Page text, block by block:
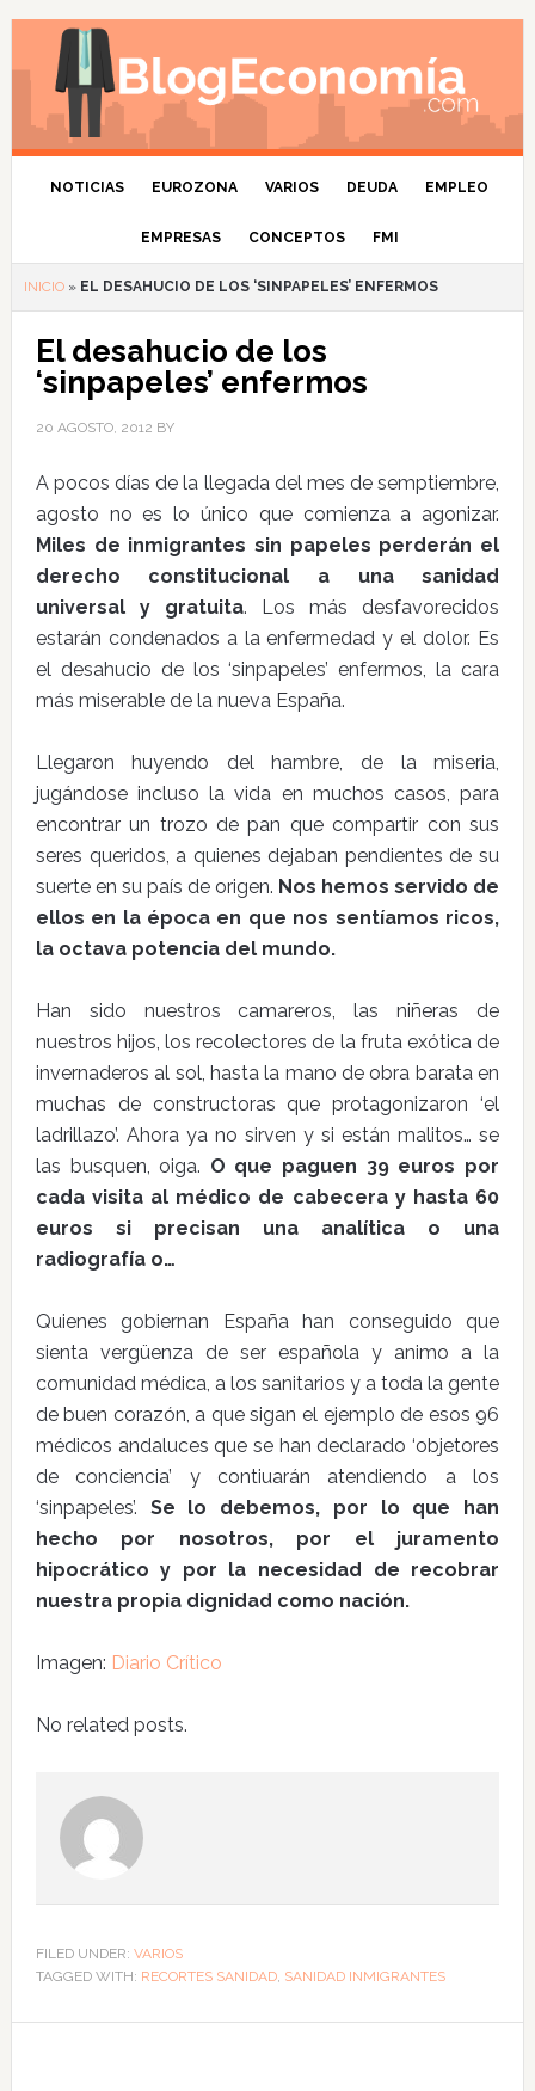
NOTICIAS EUROZONA VARIOS DEUDA EMPLEO
EMPRESAS CONCEPTOS FMI
INICIO» EL DESAHUCIO DE LOS ‘SINPAPELES’ ENFERMOS
El desahucio de los
‘sinpapeles’ enfermos
20 AGOSTO, 2012 BY
A pocos días de la llegada del mes de semptiembre,
agosto no es lo único que comienza a agonizar.
Miles de inmigrantes sin papeles perderán el
derecho constitucional a una sanidad
universal y gratuita. Los más desfavorecidos
estarán condenados a la enfermedad y el dolor. Es
el desahucio de los ‘sinpapeles’ enfermos, la cara
más miserable de la nueva España.
Llegaron huyendo del hambre, de la miseria,
jugándose incluso la vida en muchos casos, para
encontrar un trozo de pan que compartir con sus
seres queridos, a quienes dejaban pendientes de su
suerte en su país de origen. Nos hemos servido de
ellos en la época en que nos sentíamos ricos,
la octava potencia del mundo.
Han sido nuestros camareros, las niñeras de
nuestros hijos, los recolectores de la fruta exótica de
invernaderos al sol, hasta la mano de obra barata en
muchas de constructoras que protagonizaron ‘el
ladrillazo’. Ahora ya no sirven y si están malitos… se
las busquen, oiga. O que paguen 39 euros por
cada visita al médico de cabecera y hasta 60
euros si precisan una analítica o una
radiografía o…
Quienes gobiernan España han conseguido que
sienta vergüenza de ser española y animo a la
comunidad médica, a los sanitarios y a toda la gente
de buen corazón, a que sigan el ejemplo de esos 96
médicos andaluces que se han declarado ‘objetores
de conciencia’ y contiuarán atendiendo a los
‘sinpapeles’. Se lo debemos, por lo que han
hecho por nosotros, por el juramento
hipocrático y por la necesidad de recobrar
nuestra propia dignidad como nación.
Imagen: Diario Crítico
No related posts.
FILED UNDER: VARIOS
TAGGED WITH: RECORTES SANIDAD, SANIDAD INMIGRANTES